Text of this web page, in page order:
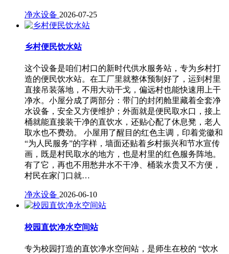
净水设备 2026-07-25
乡村便民饮水站
这个设备是咱们村口的新时代供水服务站，专为乡村打
造的便民饮水站。在工厂里就整体预制好了，运到村里
直接吊装落地，不用大动干戈，偏远村也能快速用上干
净水。小屋分成了两部分：带门的封闭舱里藏着全套净
水设备，安全又方便维护；外面就是便民取水口，接上
桶就能直接装干净的直饮水，还贴心配了休息凳，老人
取水也不费劲。 小屋用了醒目的红色主调，印着党徽和
“为人民服务”的字样，墙面还贴着乡村振兴和节水宣传
画，既是村民取水的地方，也是村里的红色服务阵地。
有了它，再也不用愁井水不干净、桶装水贵又不方便，
村民在家门口就…
净水设备 2026-06-10
校园直饮净水空间站
专为校园打造的直饮净水空间站，是师生在校的 “饮水